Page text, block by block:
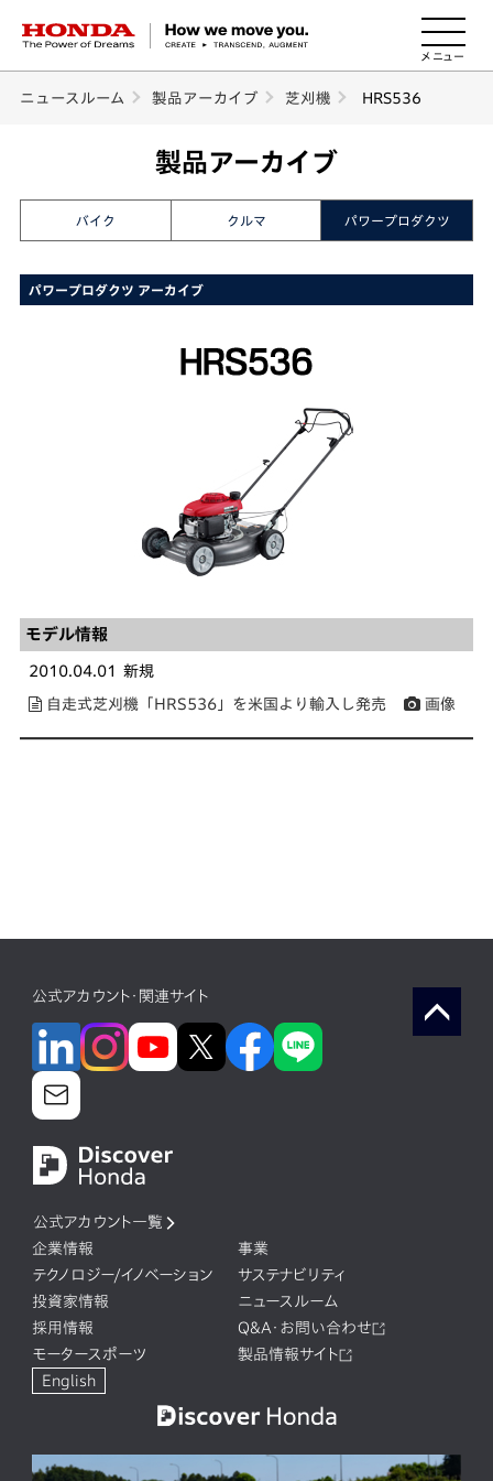
HONDA The Power of Dreams
ニュースルーム 製品アーカイブ 芝刈機 HRS536
製品アーカイブ
バイク クルマ パワープロダクツ
パワープロダクツ アーカイブ
モデル情報
2010.04.01 新規
自走式芝刈機「HRS536」を米国より輸入し発売 画像
公式アカウント・関連サイト
公式アカウント一覧
企業情報
事業
テクノロジー/イノベーション
サステナビリティ
投資家情報
ニュースルーム
採用情報
Q&A・お問い合わせ
モータースポーツ
製品情報サイト
English